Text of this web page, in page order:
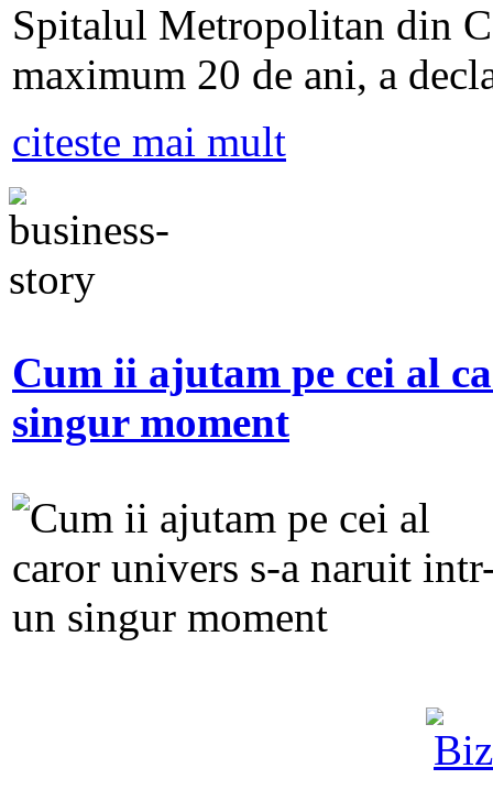
Spitalul Metropolitan din
maximum 20 de ani, a
citeste mai mult
Cum ii ajutam pe cei al
singur moment